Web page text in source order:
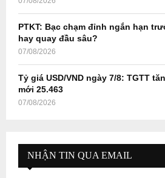
PTKT: Bạc chạm đỉnh ngắn hạn
hay quay đầu sâu?
07/08/2026
Tỷ giá USD/VND ngày 7/8: TGTT
mới 25.463
07/08/2026
NHẬN TIN QUA EMAIL